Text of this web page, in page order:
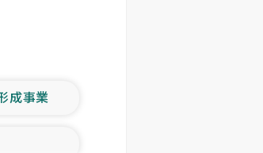
成事業